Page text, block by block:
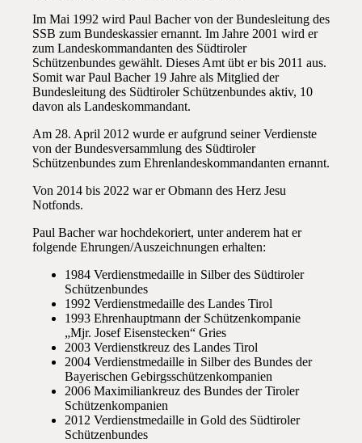
Im Mai 1992 wird Paul Bacher von der Bundesleitung des
SSB zum Bundeskassier ernannt. Im Jahre 2001 wird er
zum Landeskommandanten des Südtiroler
Schützenbundes gewählt. Dieses Amt übt er bis 2011 aus.
Somit war Paul Bacher 19 Jahre als Mitglied der
Bundesleitung des Südtiroler Schützenbundes aktiv, 10
davon als Landeskommandant.
Am 28. April 2012 wurde er aufgrund seiner Verdienste
von der Bundesversammlung des Südtiroler
Schützenbundes zum Ehrenlandeskommandanten ernannt.
Von 2014 bis 2022 war er Obmann des Herz Jesu
Notfonds.
Paul Bacher war hochdekoriert, unter anderem hat er
folgende Ehrungen/Auszeichnungen erhalten:
1984 Verdienstmedaille in Silber des Südtiroler
Schützenbundes
1992 Verdienstmedaille des Landes Tirol
1993 Ehrenhauptmann der Schützenkompanie
„Mjr. Josef Eisenstecken“ Gries
2003 Verdienstkreuz des Landes Tirol
2004 Verdienstmedaille in Silber des Bundes der
Bayerischen Gebirgsschützenkompanien
2006 Maximiliankreuz des Bundes der Tiroler
Schützenkompanien
2012 Verdienstmedaille in Gold des Südtiroler
Schützenbundes